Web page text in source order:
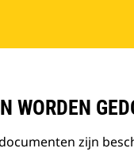
WORDEN
zijn